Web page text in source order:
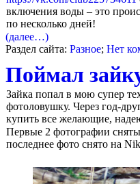
включения воды – это
по несколько дней!
(далее…)
Раздел сайта: Разное; Нет
Поймал
Зайка попал в мою супер
фотоловушку. Через год-
купить все желающие,
Первые 2 фотографии
последнее фото снято на